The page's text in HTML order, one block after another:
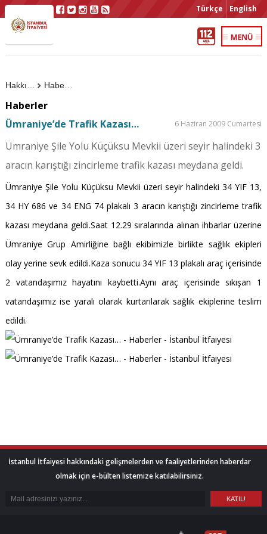
Türkçe English
Haberler
Haberler
Ümraniye’de Trafik Kazası…
6 Haziran 2009 Cumartesi
Ümraniye Şile Yolu Küçüksu Mevkii üzeri seyir halindeki 3
aracın karıştığı zincirleme trafik kazası meydana geldi.
Ümraniye Şile Yolu Küçüksu Mevkii üzeri seyir halindeki 34 YIF 13,
34 HY 686 ve 34 ENG 74 plakalı 3 aracın karıştığı zincirleme trafik
kazası meydana geldi.Saat 12.29 sıralarında alınan ihbarlar üzerine
Ümraniye Grup Amirliğine bağlı ekibimizle birlikte sağlık ekipleri
olay yerine sevk edildi.Kaza sonucu 34 YIF 13 plakalı araç içerisinde
2 vatandaşımız hayatını kaybetti.Aynı araç içerisinde sıkışan 1
vatandaşımız ise yaralı olarak kurtarılarak sağlık ekiplerine teslim
edildi.
İstanbul İtfaiyesi hakkındaki gelişmelerden ve faaliyetlerinden haberdar
olmak için e-bülten listemize katılabilirsiniz.